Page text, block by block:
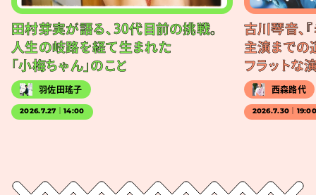
田村芽実が語る、30代目前の挑戦。
人生の岐路を経て生まれた
「小梅ちゃん」のこと
羽佐田瑤子
2026.7.27｜14:00
古川琴音、
主演までの
フラットな
西森路代
2026.7.30｜